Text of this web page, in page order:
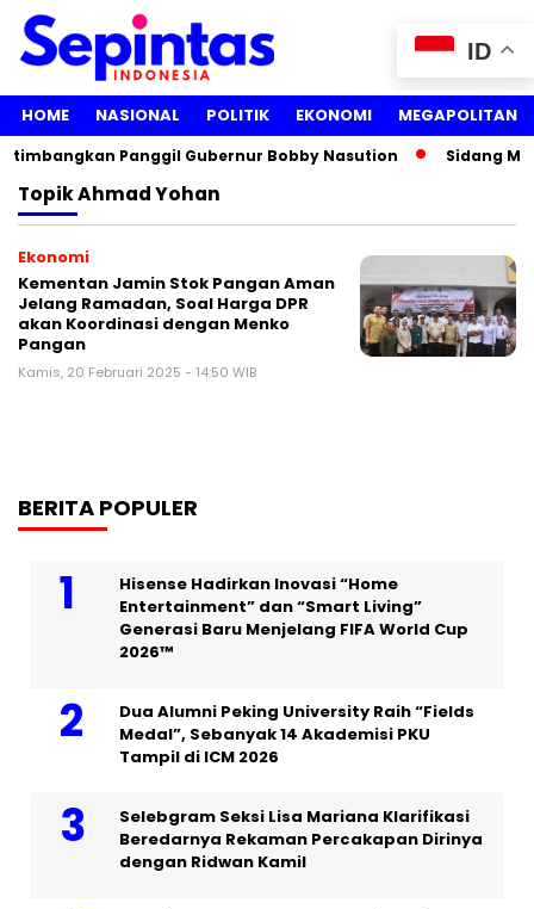
HOME NASIONAL POLITIK EKONOMI MEGAPOLITAN
Panggil Gubernur Bobby Nasution Sidang
TopikAhmad Yohan
Ekonomi
Kementan Jamin Stok Pangan Aman
Jelang Ramadan, Soal Harga DPR
akan Koordinasi dengan Menko
Pangan
Kamis, 20 Februari 2025 - 14:50 WIB
BERITA POPULER
Hisense Hadirkan Inovasi “Home
Entertainment” dan “Smart Living”
Generasi Baru Menjelang FIFA World Cup
2026™
Dua Alumni Peking University Raih “Fields
Medal”, Sebanyak 14 Akademisi PKU
Tampil di ICM 2026
Selebgram Seksi Lisa Mariana Klarifikasi
Beredarnya Rekaman Percakapan Dirinya
dengan Ridwan Kamil
ID